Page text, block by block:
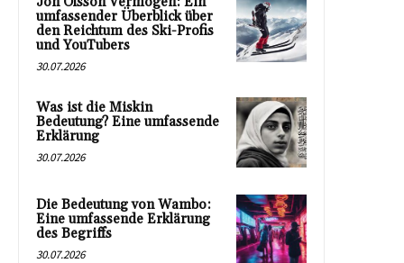
umfassender Überblick über
den Reichtum des Ski-Profis
und YouTubers
30.07.2026
Was ist die Miskin
Bedeutung? Eine umfassende
Erklärung
30.07.2026
Die Bedeutung von Wambo:
Eine umfassende Erklärung
des Begriffs
30.07.2026